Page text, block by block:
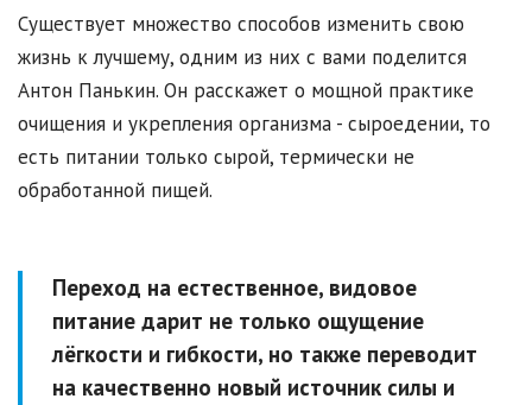
Существует множество способов изменить свою
жизнь к лучшему, одним из них с вами поделится
Антон Панькин. Он расскажет о мощной практике
очищения и укрепления организма - сыроедении, то
есть питании только сырой, термически не
обработанной пищей.
Переход на естественное, видовое
питание дарит не только ощущение
лёгкости и гибкости, но также переводит
на качественно новый источник силы и